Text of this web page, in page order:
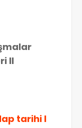
II
tarihi I